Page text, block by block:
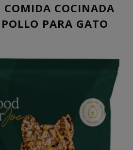
COMIDA COCINADA
PARA GATO